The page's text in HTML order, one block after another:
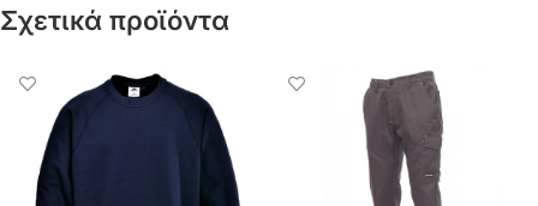
Σχετικά προϊόντα